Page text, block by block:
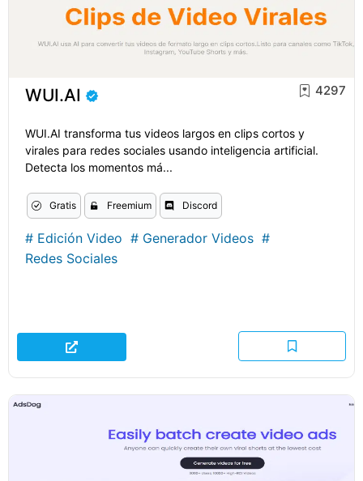
WUI.AI 4297
WUI.AI transforma tus videos largos en clips cortos y
virales para redes sociales usando inteligencia artificial.
Detecta los momentos má...
Gratis Freemium Discord
# Edición Video # Generador Videos #
Redes Sociales